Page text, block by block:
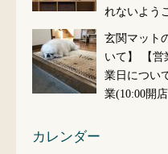
れないよう
玄関マット
いて】
【
業日につい
業(10:00開
カレンダー